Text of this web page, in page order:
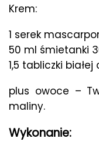
Krem:
1 serek
50 ml śmietanki
1,5 tabliczki
plus owoce –
maliny.
Wykonanie: